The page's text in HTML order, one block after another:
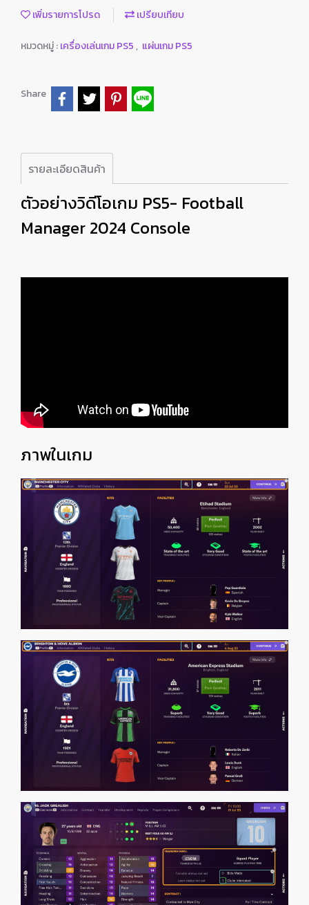
เพิ่มรายการโปรด เปรียบเทียบ
หมวดหมู่ :เครื่องเล่นเกม PS5 , แผ่นเกม PS5
Share
รายละเอียดสินค้า
ตัวอย่างวิดีโอเกม PS5- Football
Manager 2024 Console
ภาพในเกม